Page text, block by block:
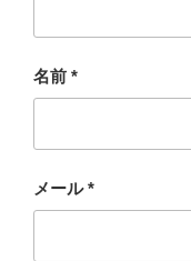
名前 *
メール*